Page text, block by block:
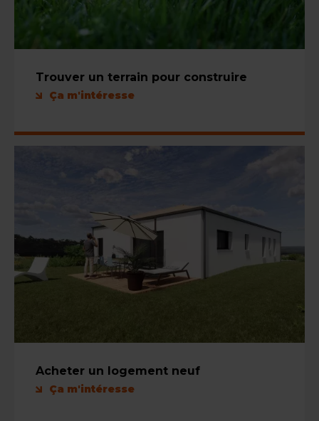
Trouver un terrain pour construire
Ça m'intéresse
Acheter un logement neuf
Ça m'intéresse